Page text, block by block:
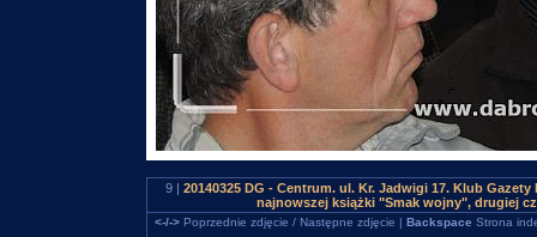
9 | 20140325 DG - Centrum. ul. Kr. Jadwigi 17. Klub
najnowszej książki "Smak wojny", drugiej
<-/->Poprzednie zdjęcie / Następne zdjęcie | Backspace Strona